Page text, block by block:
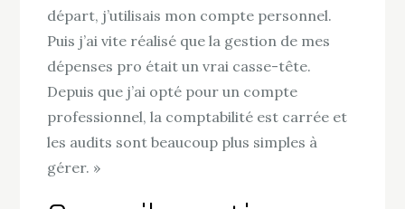
départ, j’utilisais mon compte personnel.
Puis j’ai vite réalisé que la gestion de mes
dépenses pro était un vrai casse-tête.
Depuis que j’ai opté pour un compte
professionnel, la comptabilité est carrée et
les audits sont beaucoup plus simples à
gérer. »